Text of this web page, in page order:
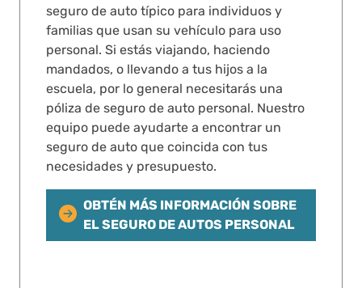
seguro de auto típico para individuos y
familias que usan su vehículo para uso
personal. Si estás viajando, haciendo
mandados, o llevando a tus hijos a la
escuela, por lo general necesitarás una
póliza de seguro de auto personal. Nuestro
equipo puede ayudarte a encontrar un
seguro de auto que coincida con tus
necesidades y presupuesto.
OBTÉN MÁS INFORMACIÓN SOBRE
EL SEGURO DE AUTOS PERSONAL